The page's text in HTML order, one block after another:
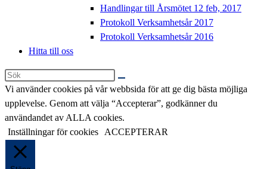
Handlingar till Årsmötet 12 feb, 2017
Protokoll Verksamhetsår 2017
Protokoll Verksamhetsår 2016
Hitta till oss
Sök
på
denna
webbplats
Vi använder cookies på vår webbsida för att ge dig bästa möjliga
upplevelse. Genom att välja “Accepterar”, godkänner du
användandet av ALLA cookies.
Inställningar för cookies
ACCEPTERAR